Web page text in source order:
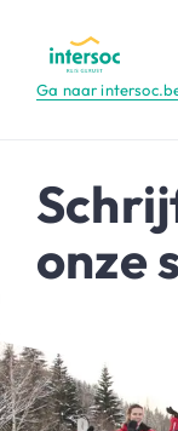
Ga naar
onze